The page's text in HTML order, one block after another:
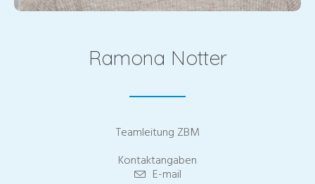
Ramona Notter
Teamleitung ZBM
Kontaktangaben
E-mail